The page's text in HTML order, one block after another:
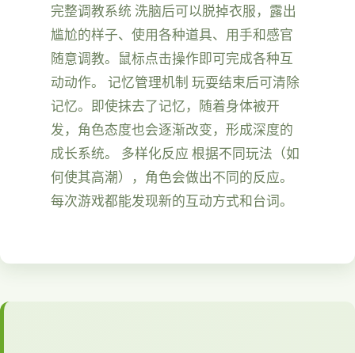
完整调教系统 洗脑后可以脱掉衣服，露出
尴尬的样子、使用各种道具、用手和感官
随意调教。鼠标点击操作即可完成各种互
动动作。 记忆管理机制 玩耍结束后可清除
记忆。即使抹去了记忆，随着身体被开
发，角色态度也会逐渐改变，形成深度的
成长系统。 多样化反应 根据不同玩法（如
何使其高潮），角色会做出不同的反应。
每次游戏都能发现新的互动方式和台词。